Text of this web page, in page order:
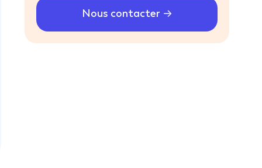
Nous contacter